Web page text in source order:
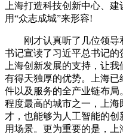
上海打造科技创新中心、
用“众志成城”来形容!
刚才认真听了几位领导
书记宣读了习近平总书记
上海创新发展的支持，让
有得天独厚的优势。上海
件以及服务的全产业链布
程度最高的城市之一，上海
才，也能够为人工智能的
用场景。更为重要的是，